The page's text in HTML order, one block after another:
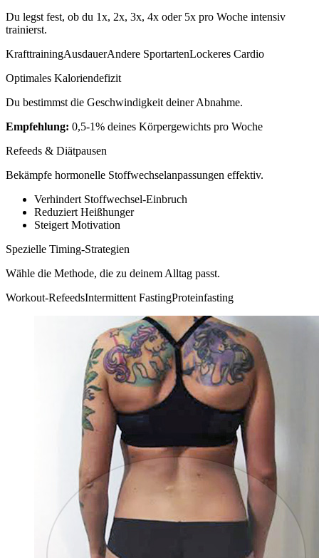
Du legst fest, ob du 1x, 2x, 3x, 4x oder 5x pro Woche intensiv
trainierst.
KrafttrainingAusdauerAndere SportartenLockeres Cardio
Optimales Kaloriendefizit
Du bestimmst die Geschwindigkeit deiner Abnahme.
Empfehlung: 0,5-1% deines Körpergewichts pro Woche
Refeeds & Diätpausen
Bekämpfe hormonelle Stoffwechselanpassungen effektiv.
Verhindert Stoffwechsel-Einbruch
Reduziert Heißhunger
Steigert Motivation
Spezielle Timing-Strategien
Wähle die Methode, die zu deinem Alltag passt.
Workout-RefeedsIntermittent FastingProteinfasting